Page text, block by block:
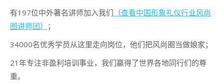
有197位中外著名讲师加入我们 （查看中国形象礼仪行业风尚
圈讲师团） ；
34000名优秀学员从这里走向岗位，他们把风尚圈当做娘家；
21年专注非盈利培训事业，我们赢得了世界各地同行们的尊
重。